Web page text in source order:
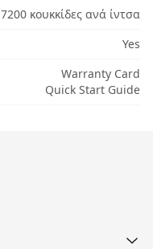
7200 κουκκίδες ανά ίντσα
Yes
Warranty Card
Quick Start Guide